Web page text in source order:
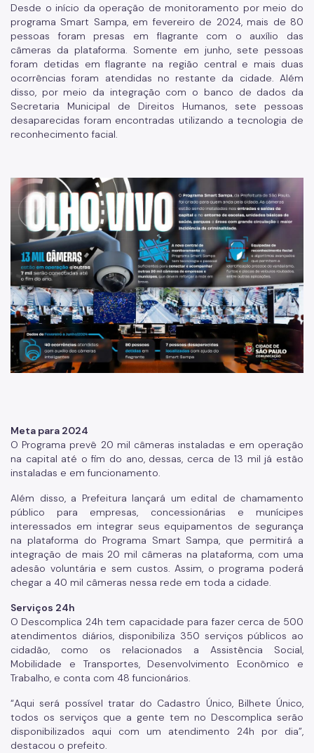
Desde o início da operação de monitoramento por meio do
programa Smart Sampa, em fevereiro de 2024, mais de 80
pessoas foram presas em flagrante com o auxílio das
câmeras da plataforma. Somente em junho, sete pessoas
foram detidas em flagrante na região central e mais duas
ocorrências foram atendidas no restante da cidade. Além
disso, por meio da integração com o banco de dados da
Secretaria Municipal de Direitos Humanos, sete pessoas
desaparecidas foram encontradas utilizando a tecnologia de
reconhecimento facial.
Meta para 2024
O Programa prevê 20 mil câmeras instaladas e em operação
na capital até o fim do ano, dessas, cerca de 13 mil já estão
instaladas e em funcionamento.
Além disso, a Prefeitura lançará um edital de chamamento
público para empresas, concessionárias e munícipes
interessados em integrar seus equipamentos de segurança
na plataforma do Programa Smart Sampa, que permitirá a
integração de mais 20 mil câmeras na plataforma, com uma
adesão voluntária e sem custos. Assim, o programa poderá
chegar a 40 mil câmeras nessa rede em toda a cidade.
Serviços 24h
O Descomplica 24h tem capacidade para fazer cerca de 500
atendimentos diários, disponibiliza 350 serviços públicos ao
cidadão, como os relacionados a Assistência Social,
Mobilidade e Transportes, Desenvolvimento Econômico e
Trabalho, e conta com 48 funcionários.
“Aqui será possível tratar do Cadastro Único, Bilhete Único,
todos os serviços que a gente tem no Descomplica serão
disponibilizados aqui com um atendimento 24h por dia”,
destacou o prefeito.